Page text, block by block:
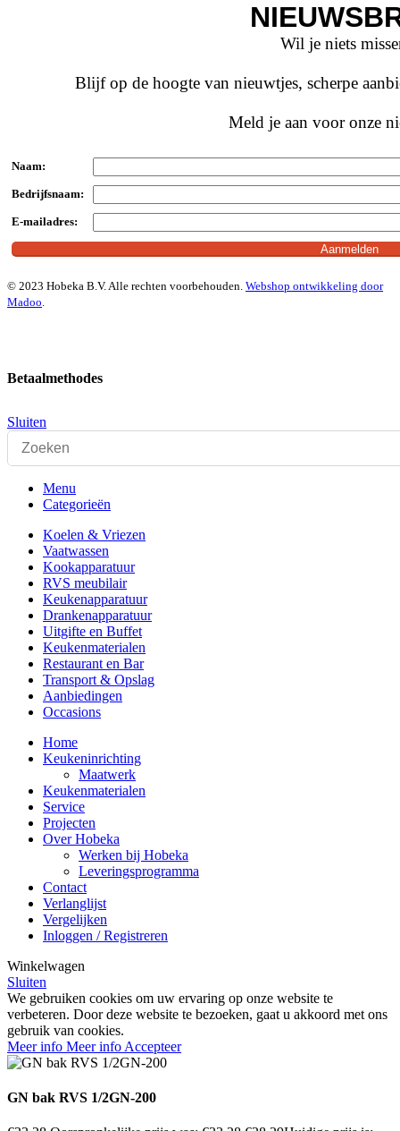
Wil je niets
Blijf op de hoogte van nieuwtjes, scherpe
Meld je aan voor onze
Naam:
Bedrijfsnaam:
E-mailadres:
© 2023 Hobeka B.V. Alle rechten voorbehouden. Webshop ontwikkeling door
Madoo.
Betaalmethodes
Sluiten
Menu
Categorieën
Koelen & Vriezen
Vaatwassen
Kookapparatuur
RVS meubilair
Keukenapparatuur
Drankenapparatuur
Uitgifte en Buffet
Keukenmaterialen
Restaurant en Bar
Transport & Opslag
Aanbiedingen
Occasions
Home
Keukeninrichting
Maatwerk
Keukenmaterialen
Service
Projecten
Over Hobeka
Werken bij Hobeka
Leveringsprogramma
Contact
Verlanglijst
Vergelijken
Inloggen / Registreren
Winkelwagen
Sluiten
We gebruiken cookies om uw ervaring op onze website te
verbeteren. Door deze website te bezoeken, gaat u akkoord met ons
gebruik van cookies.
Meer info Meer info Accepteer
GN bak RVS 1/2GN-200